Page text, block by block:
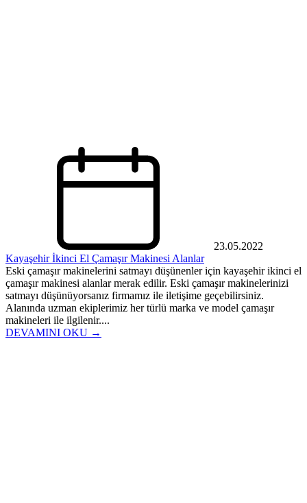
23.05.2022
Kayaşehir İkinci El Çamaşır Makinesi Alanlar
Eski çamaşır makinelerini satmayı düşünenler için kayaşehir ikinci el
çamaşır makinesi alanlar merak edilir. Eski çamaşır makinelerinizi
satmayı düşünüyorsanız firmamız ile iletişime geçebilirsiniz.
Alanında uzman ekiplerimiz her türlü marka ve model çamaşır
makineleri ile ilgilenir....
DEVAMINI OKU →